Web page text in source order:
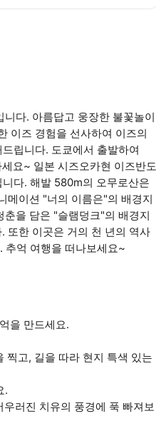
다. 아름답고 웅장한 불꽃놀이
이즈 경험을 선사하여 이즈의
립니다. 도쿄에서 출발하여
요~ 일본 시즈오카현 이즈반도
다. 해발 580m의 오무로산은
메이션 "너의 이름은"의 배경지
을 담은 "슬램덩크"의 배경지
또한 이곳은 거의 천 년의 역사
추억 여행을 떠나보세요~
을 만드세요.
찍고, 길을 따라 현지 특색 있는
.
러진 치유의 풍경에 푹 빠져보